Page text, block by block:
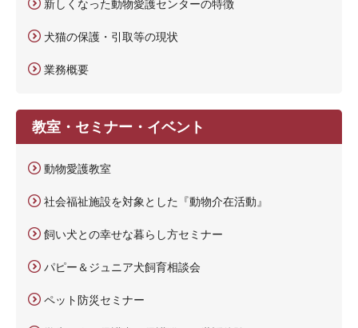
新しくなった動物愛護センターの特徴
犬猫の保護・引取等の現状
業務概要
教室・セミナー・イベント
動物愛護教室
社会福祉施設を対象とした『動物介在活動』
飼い犬との幸せな暮らし方セミナー
パピー＆ジュニア犬飼育相談会
ペット防災セミナー